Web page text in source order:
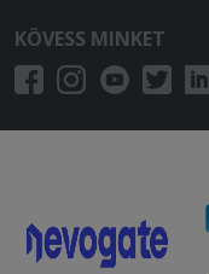
KÖVESS MINKET